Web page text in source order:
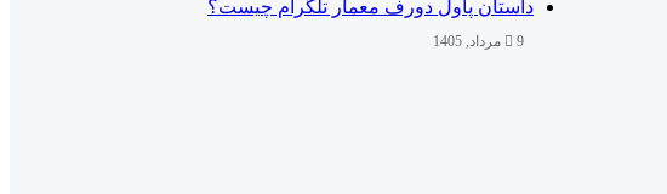
داستان پاول دورف معمار تلگرام چیست؟
9 مرداد, 1405